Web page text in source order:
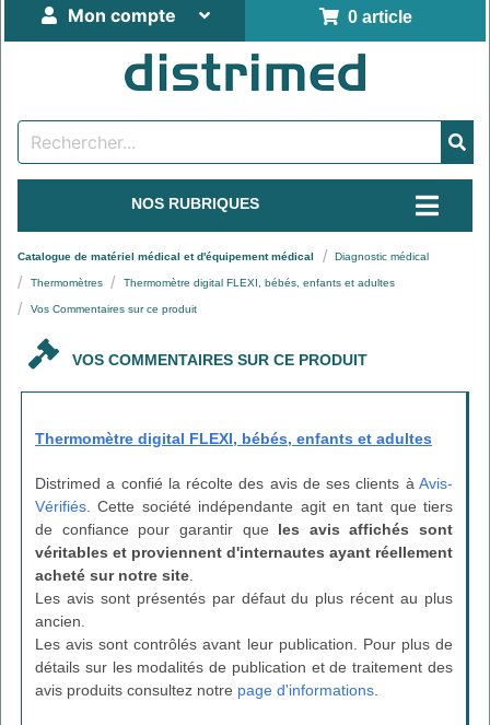
0 article
Mon compte
NOS RUBRIQUES
Catalogue de matériel médical et d'équipement médical Diagnostic médical
Thermomètres Thermomètre digital FLEXI, bébés, enfants et adultes
Vos Commentaires sur ce produit
VOS COMMENTAIRES SUR CE PRODUIT
Thermomètre digital FLEXI, bébés, enfants et adultes
Distrimed a confié la récolte des avis de ses clients à Avis-
Vérifiés . Cette société indépendante agit en tant que tiers
de confiance pour garantir que les avis affichés sont
véritables et proviennent d'internautes ayant réellement
acheté sur notre site
Les avis sont présentés par défaut du plus récent au plus
ancien.
Les avis sont contrôlés avant leur publication. Pour plus de
détails sur les modalités de publication et de traitement des
avis produits consultez notre page d'informations